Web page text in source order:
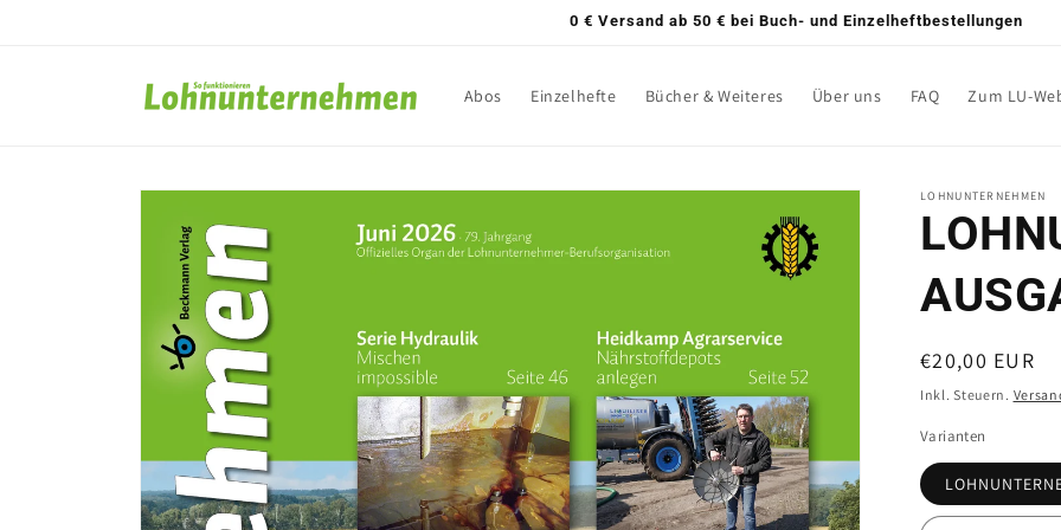
0 € Versand ab 50 € bei Buch- und Einzelheftbestellungen
Abos Einzelhefte Bücher & Weiteres Über uns FAQ Zum LU-
Zu
springen
LOHNUNTERNEHMEN
Normaler
Preis
€20,00 EUR
Inkl. Steuern.
Varianten